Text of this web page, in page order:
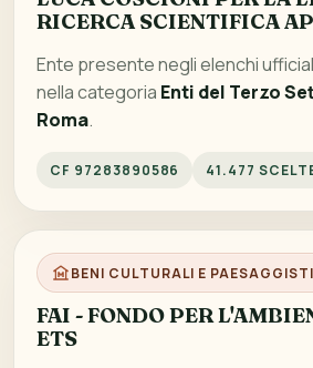
RICERCA SCIENTIFICA
Ente presente negli elenchi
nella categoria Enti del Terzo
Roma.
CF 97283890586 41.477
BENI CULTURALI E
FAI - FONDO PER
ETS